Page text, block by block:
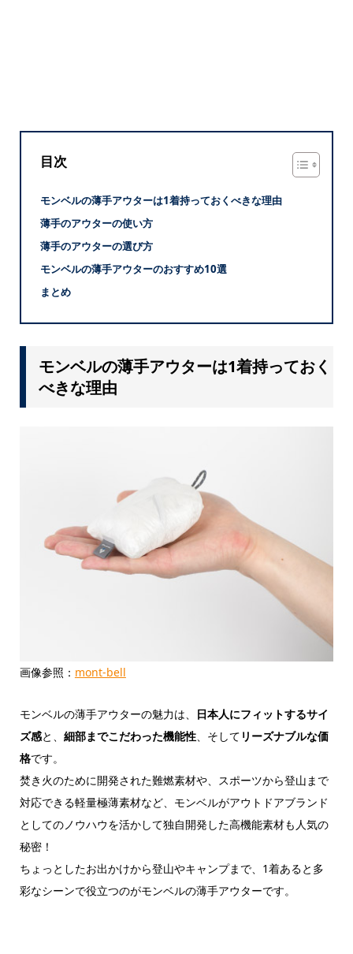
目次
モンベルの薄手アウターは1着持っておくべきな理由
薄手のアウターの使い方
薄手のアウターの選び方
モンベルの薄手アウターのおすすめ10選
まとめ
モンベルの薄手アウターは1着持っておく
べきな理由
画像参照： mont-bell
モンベルの薄手アウターの魅力は、
日本人にフィットするサイ
ズ感と、 細部までこだわった機能性、そして リーズナブルな価
格です。
焚き火のために開発された難燃素材や、スポーツから登山まで
対応できる軽量極薄素材など、モンベルがアウトドアブランド
としてのノウハウを活かして独自開発した高機能素材も人気の
秘密！
ちょっとしたお出かけから登山やキャンプまで、1着あると多
彩なシーンで役立つのがモンベルの薄手アウターです。